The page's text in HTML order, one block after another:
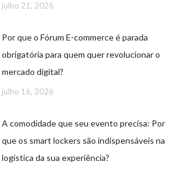
julho 21, 2026
Por que o Fórum E-commerce é parada
obrigatória para quem quer revolucionar o
mercado digital?
julho 16, 2026
A comodidade que seu evento precisa: Por
que os smart lockers são indispensáveis na
logística da sua experiência?